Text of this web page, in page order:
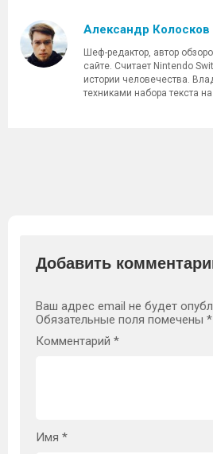
Александр Колосков
Шеф-редактор, автор
сайте. Считает Nintendo
истории человечества.
техниками набора текста
Добавить
Ваш адрес email не будет
Обязательные поля помечены *
Комментарий *
Имя *